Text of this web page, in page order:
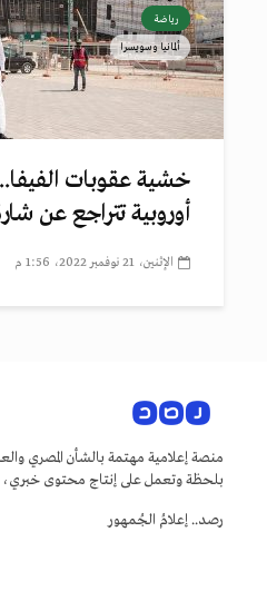
رياضة
ألمانيا وسويسرا
أوروبية تتراجع عن
الإثنين، 21 نوفمبر 2022، 1:56 م
منصة إعلامية مهتمة بالشأن المصري
بلحظة وتعمل على إنتاج محتوى خبري،
رصد.. إعلامُ الجُمهور